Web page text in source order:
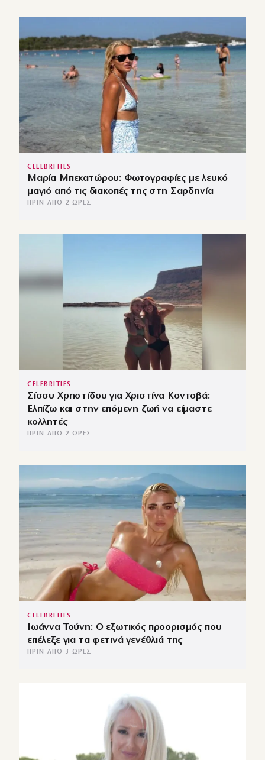
CELEBRITIES
Μαρία Μπεκατώρου: Φωτογραφίες με λευκό
μαγιό από τις διακοπές της στη Σαρδηνία
ΠΡΙΝ ΑΠΌ 2 ΏΡΕΣ
CELEBRITIES
Σίσσυ Χρηστίδου για Χριστίνα Κοντοβά:
Ελπίζω και στην επόμενη ζωή να είμαστε
κολλητές
ΠΡΙΝ ΑΠΌ 2 ΏΡΕΣ
CELEBRITIES
Ιωάννα Τούνη: Ο εξωτικός προορισμός που
επέλεξε για τα φετινά γενέθλιά της
ΠΡΙΝ ΑΠΌ 3 ΏΡΕΣ